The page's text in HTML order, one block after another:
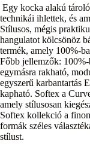
Egy kocka alakú
technikái ihlettek, és
Stílusos, mégis
hangulatot kölcsönöz
termék, amely 100%-
Főbb jellemzők:
egymásra rakható,
egyszerű karbantartás
kapható. Softex a
amely stílusosan
Softex kollekció a
formák széles
stílust.